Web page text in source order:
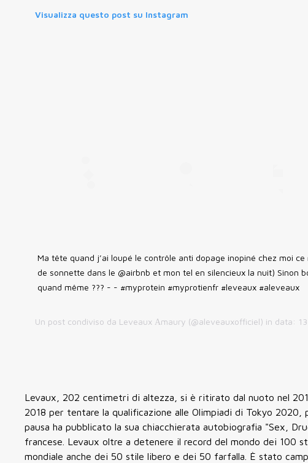
Visualizza questo post su Instagram
Ma tête quand j’ai loupé le contrôle anti dopage inopiné chez moi ce
de sonnette dans le @airbnb et mon tel en silencieux la nuit) Sinon
quand même ??? - - #myprotein #myprotienfr #leveaux #aleveaux
Un post condiviso da Leveaux Аmaury (@aleveauxofficiel) in data: 13
Levaux, 202 centimetri di altezza, si è ritirato dal nuoto nel
2018 per tentare la qualificazione alle Olimpiadi di Tokyo
pausa ha pubblicato la sua chiacchierata autobiografia "Sex,
francese. Levaux oltre a detenere il record del mondo dei 100
mondiale anche dei 50 stile libero e dei 50 farfalla. È stato